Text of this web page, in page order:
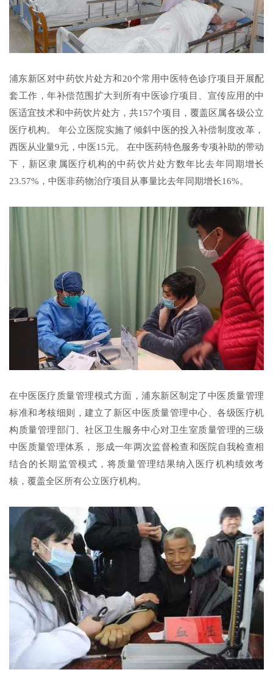
浦东新区对中药饮片处方和20个常用中医特色诊疗项目开展配
套工作，年补偿范围扩大到所有中医诊疗项目、宣传应用的中
医适宜技术和中药饮片处方，共157个项目，覆盖区属各级公立
医疗机构。 年公立医院实施了倾斜中医的投入补偿制度改革，
西医从业量9元，中医15元。 在中医药特色服务专项补助的带动
下，新区隶属医疗机构的中药饮片处方数年比去年同期增长
23.57%，中医非药物治疗项目从事量比去年同期增长16%。
在中医医疗质量管理模式方面，浦东新区制定了中医质量管理
标准和考核细则，建立了新区中医质量管理中心、各级医疗机
构质量管理部门、社区卫生服务中心对卫生室质量管理的三级
中医质量管理体系， 形成一年两次监督检查和医院自我检查相
结合的长期监管模式，将质量管理结果纳入医疗机构绩效考
核，覆盖全区所有公立医疗机构。